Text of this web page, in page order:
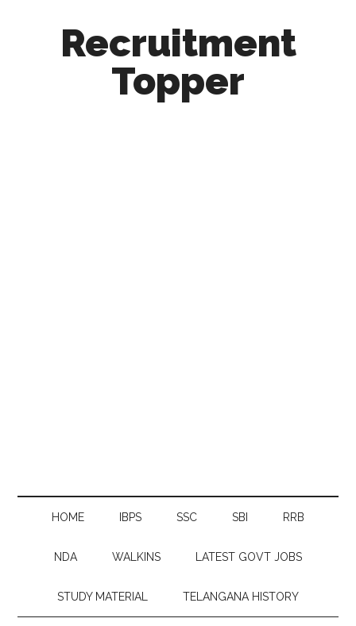
Recruitment
Topper
HOME IBPS SSC SBI RRB
NDA WALKINS LATEST GOVT JOBS
STUDY MATERIAL TELANGANA HISTORY